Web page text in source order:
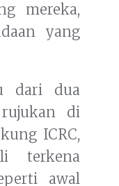
mereka,
yang
dari dua
di
ICRC,
terkena
awal